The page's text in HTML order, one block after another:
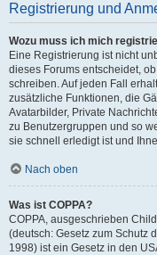
Registrierung und
Wozu muss ich mich
Eine Registrierung ist nicht
dieses Forums entscheidet,
schreiben. Auf jeden Fall
zusätzliche Funktionen, die
Avatarbilder, Private
zu Benutzergruppen und so
sie schnell erledigt ist und
Nach oben
Was ist COPPA?
COPPA, ausgeschrieben
(deutsch: Gesetz zum Schutz
1998) ist ein Gesetz in den